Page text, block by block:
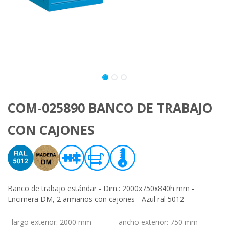
COM-025890 BANCO DE TRABAJO
CON CAJONES
Banco de trabajo estándar - Dim.: 2000x750x840h mm -
Encimera DM, 2 armarios con cajones - Azul ral 5012
largo exterior: 2000 mm ancho exterior: 750 mm